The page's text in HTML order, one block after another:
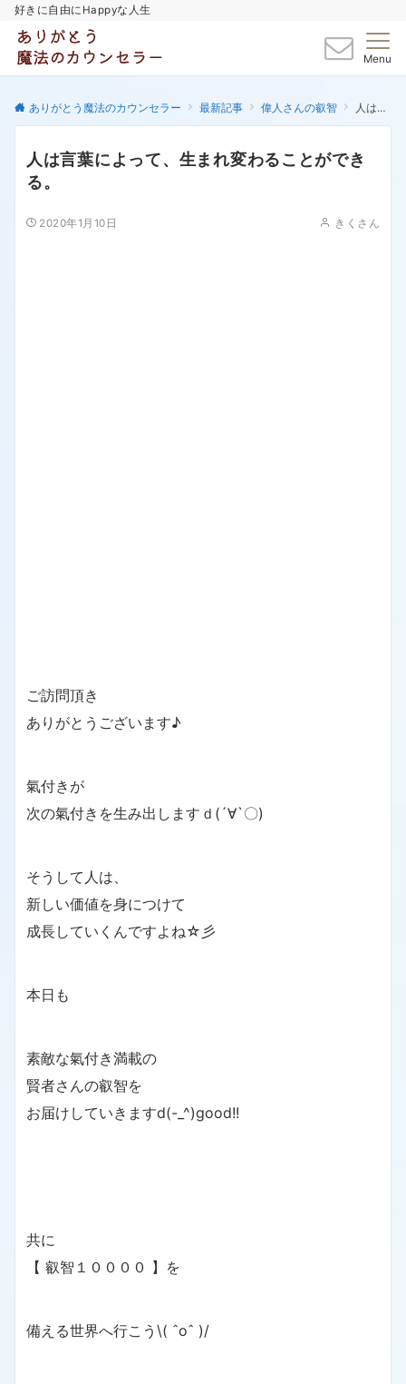
好きに自由にHappyな人生
Menu
ありがとう魔法のカウンセラー 最新記事 偉人さんの叡智 人は言葉によって、生まれ変わることができる。
人は言葉によって、生まれ変わることができ
る。
2020年1月10日 きくさん
ご訪問頂き
ありがとうございます♪
氣付きが
次の氣付きを生み出しますｄ(´∀`〇)
そうして人は、
新しい価値を身につけて
成長していくんですよね☆彡
本日も
素敵な氣付き満載の
賢者さんの叡智を
お届けしていきますd(-_^)good!!
共に
【 叡智１００００ 】を
備える世界へ行こう\( ˆoˆ )/